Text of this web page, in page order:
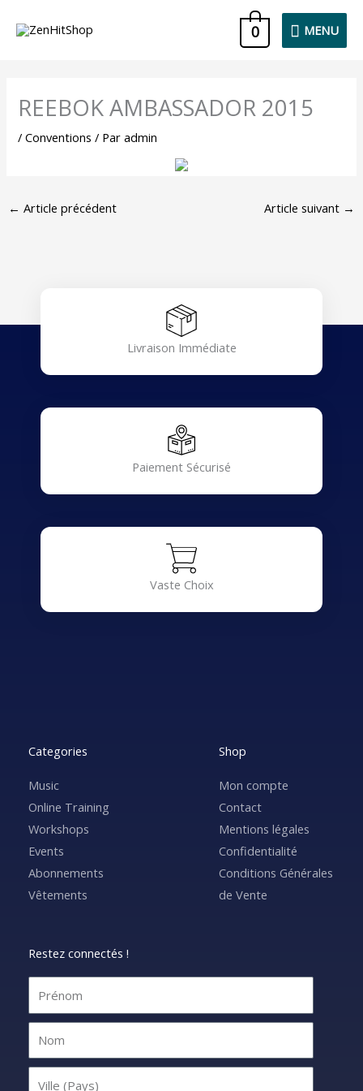
MENU
MENU
0
REEBOK AMBASSADOR 2015
/Conventions / Paradmin
← Article précédent Article suivant →
Livraison Immédiate
Paiement Sécurisé
Vaste Choix
Categories
Music
Online Training
Workshops
Events
Abonnements
Vêtements
Shop
Mon compte
Contact
Mentions légales
Confidentialité
Conditions Générales
de Vente
Restez connectés !